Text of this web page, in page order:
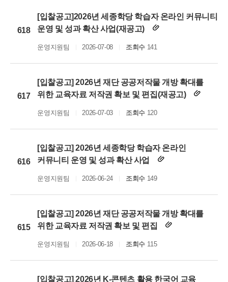
618
[입찰공고]2026년 세종학당 학습자 온라인 커뮤니티
운영 및 성과 확산 사업(재공고)
운영지원팀 2026-07-08 조회수141
617
[입찰공고] 2026년 재단 공공저작물 개방 확대를
위한 교육자료 저작권 확보 및 편집(재공고)
운영지원팀 2026-07-03 조회수120
616
[입찰공고] 2026년 세종학당 학습자 온라인
커뮤니티 운영 및 성과 확산 사업
운영지원팀 2026-06-24 조회수149
615
[입찰공고] 2026년 재단 공공저작물 개방 확대를
위한 교육자료 저작권 확보 및 편집
운영지원팀 2026-06-18 조회수115
[입찰공고] 2026년 K-콘텐츠 활용 한국어 교육